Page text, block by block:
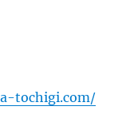
tochigi.com/